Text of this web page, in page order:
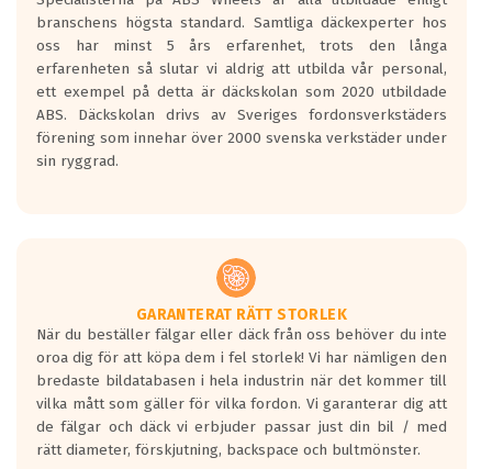
längsta.
Inga D eller G betyg delas ut för
personbilar och lätta lastbilar.
Betyget sätts efter ett test där däcken
skall bromsa in på en väg där det ligger
0.5-1.5 mm vatten.
I 80km/h kommer skillnaden på
Vid körning i över 50km/h brukar
rullmotståndets ljud överträffa
motorljudet.
På däckmärkningen kommer det finnas
en symbol av ett däck med vågar. Hög
bullernivå markeras med svarta vågor
medans de vita vågorna påvisar om det är
ett tyst däck.
branschens högsta standard. Samtliga däckexperter hos
oss har minst 5 års erfarenhet, trots den långa
erfarenheten så slutar vi aldrig att utbilda vår personal,
ett exempel på detta är däckskolan som 2020 utbildade
ABS. Däckskolan drivs av Sveriges fordonsverkstäders
förening som innehar över 2000 svenska verkstäder under
sin ryggrad.
GARANTERAT RÄTT STORLEK
När du beställer fälgar eller däck från oss behöver du inte
oroa dig för att köpa dem i fel storlek! Vi har nämligen den
bredaste bildatabasen i hela industrin när det kommer till
vilka mått som gäller för vilka fordon. Vi garanterar dig att
de fälgar och däck vi erbjuder passar just din bil / med
rätt diameter, förskjutning, backspace och bultmönster.